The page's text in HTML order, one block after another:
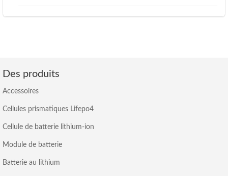
Des produits
Accessoires
Cellules prismatiques Lifepo4
Cellule de batterie lithium-ion
Module de batterie
Batterie au lithium